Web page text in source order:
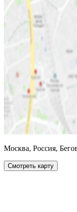
Москва, Россия,
Смотреть карту